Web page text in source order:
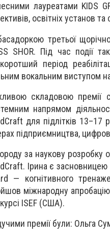
лауреатами KIDS
освітніх установ
третьої
SHOR. Під час події
період
вокальним виступом
складовою премії
напрямом
для підлітків
підприємництва,
за наукову розробку
Ірина є засновницею
— когнітивного
міжнародну
ISEF (США).
премії були: Ольга